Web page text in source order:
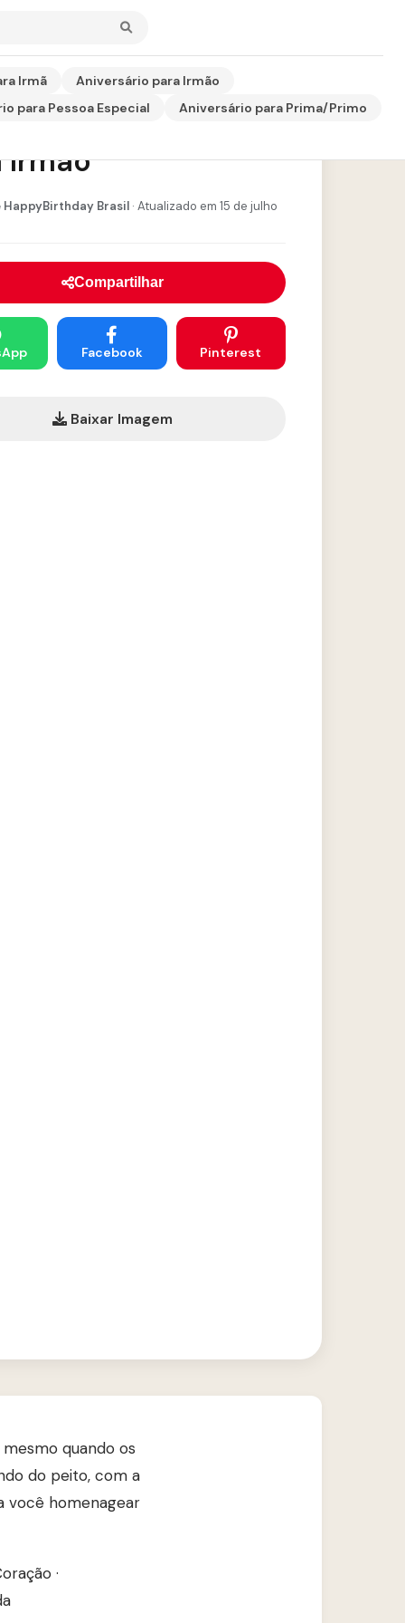
Irmã
Aniversário para Irmão
para Pessoa Especial
Aniversário para Prima/Primo
de Aniversário
Irmão
HappyBirthday Brasil · Atualizado em 15 de julho
Compartilhar
Facebook Pinterest
Baixar Imagem
quando os
do peito, com a
você homenagear
·